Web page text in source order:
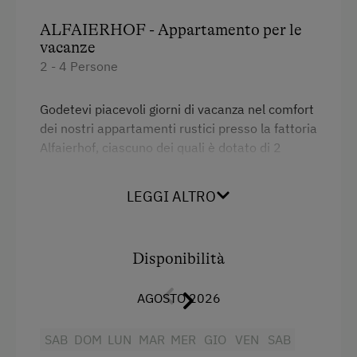
Lingue parlate sul posto
Inglese
Parcheggio
ALFAIERHOF - Appartamento per le
vacanze
2 - 4 Persone
Godetevi piacevoli giorni di vacanza nel comfort
dei nostri appartamenti rustici presso la fattoria
Alfaierhof, ciascuno dei quali è dotato di 2
Letto matrimoniale (kingsize)
Letto singolo
LEGGI ALTRO
Disponibilità
AGOSTO 2026
SAB DOM LUN MAR MER GIO
VEN
SAB